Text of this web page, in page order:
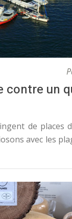
contre un
de places
avec les